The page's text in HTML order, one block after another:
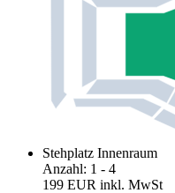
Stehplatz Innenraum
Anzahl: 1 - 4
199 EUR inkl. MwSt